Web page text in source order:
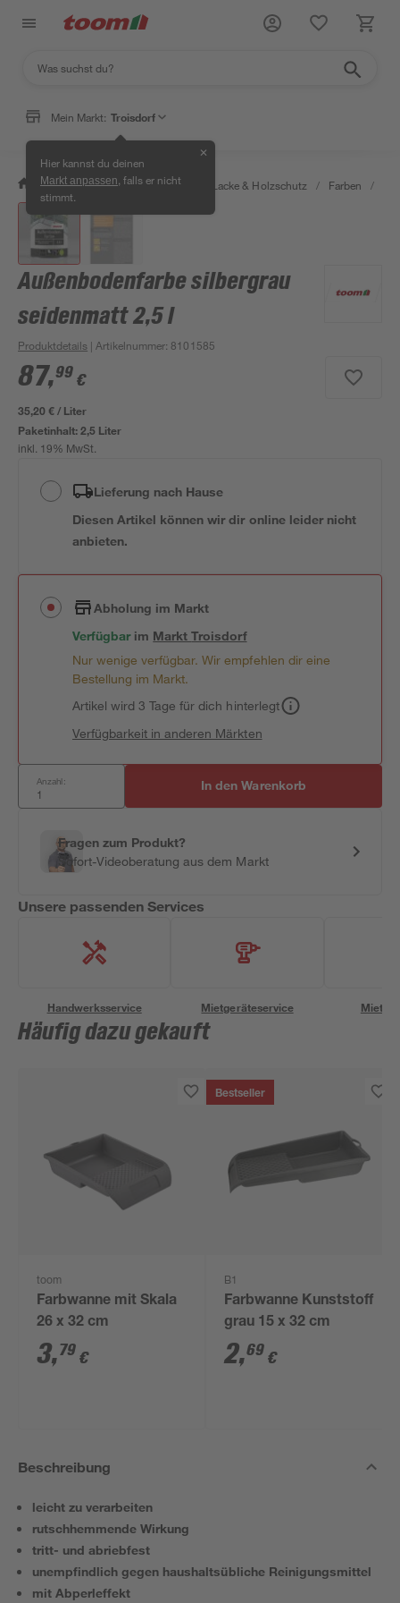
Mein Markt: Troisdorf
Hier kannst du deinen
Markt anpassen , falls er nicht
stimmt.
✕
/ Bauen & Renovieren / Farben, Lacke & Holzschutz / Farben /
Außenbodenfarbe silbergrau
seidenmatt 2,5 l
Produktdetails | Artikelnummer: 8101585
87,99 €
35,20 € / Liter
Paketinhalt:2,5 Liter
inkl. 19% MwSt.
Lieferung nach Hause
Diesen Artikel können wir dir online leider nicht
anbieten.
Abholung im Markt
Verfügbar im MarktTroisdorf
Nur wenige verfügbar. Wir empfehlen dir eine
Bestellung im Markt.
Artikel wird 3 Tage für dich hinterlegt
Verfügbarkeit in anderen Märkten
Anzahl: In den Warenkorb
Fragen zum Produkt?
Sofort-Videoberatung aus dem Markt
Unsere passenden Services
Handwerksservice Mietgeräteservice
Häufig dazu gekauft
toom
Farbwanne mit Skala
26 x 32 cm
3,79 €
Bestseller
B1
Farbwanne Kunststoff
grau 15 x 32 cm
2,69 €
Beschreibung
leicht zu verarbeiten
rutschhemmende Wirkung
tritt- und abriebfest
unempfindlich gegen haushaltsübliche Reinigungsmittel
mit Abperleffekt